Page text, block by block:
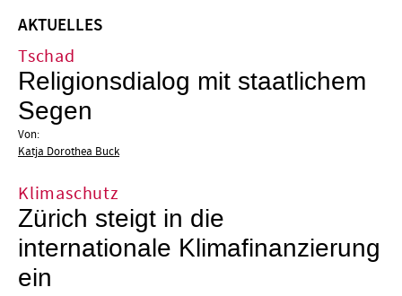
AKTUELLES
Tschad
Religionsdialog mit staatlichem
Segen
Von:
Katja Dorothea Buck
Klimaschutz
Zürich steigt in die
internationale Klimafinanzierung
ein